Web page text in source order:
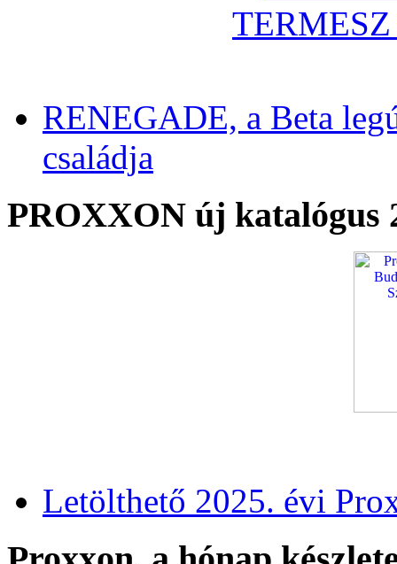
RENEGADE, a Beta
családja
PROXXON új katalógus
Letölthető 2025. évi